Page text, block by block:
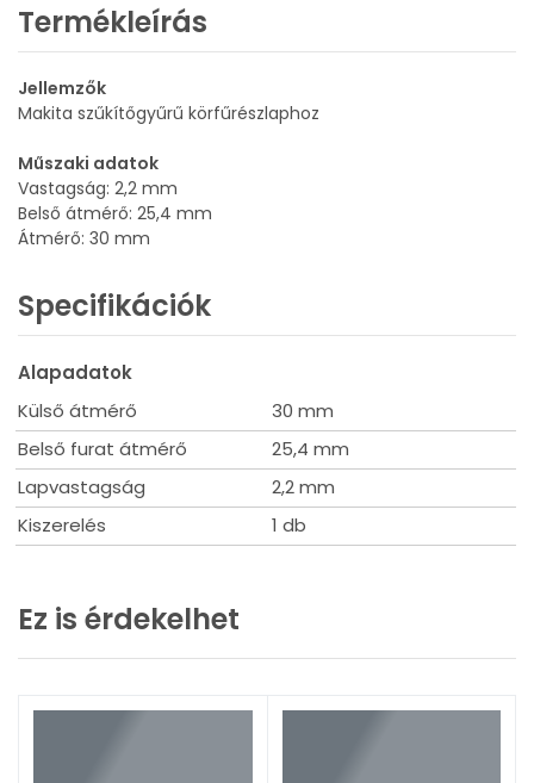
Termékleírás
Jellemzők
Makita szűkítőgyűrű körfűrészlaphoz
Műszaki adatok
Vastagság: 2,2 mm
Belső átmérő: 25,4 mm
Átmérő: 30 mm
Specifikációk
Alapadatok
Külső átmérő
30 mm
Belső furat átmérő
25,4 mm
Lapvastagság
2,2 mm
Kiszerelés
1 db
Ez is érdekelhet